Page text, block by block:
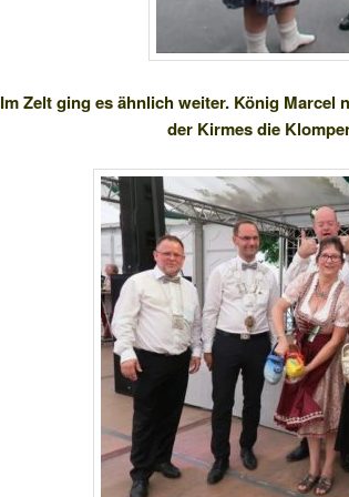
Im Zelt ging es ähnlich weiter. König
der Kirmes die